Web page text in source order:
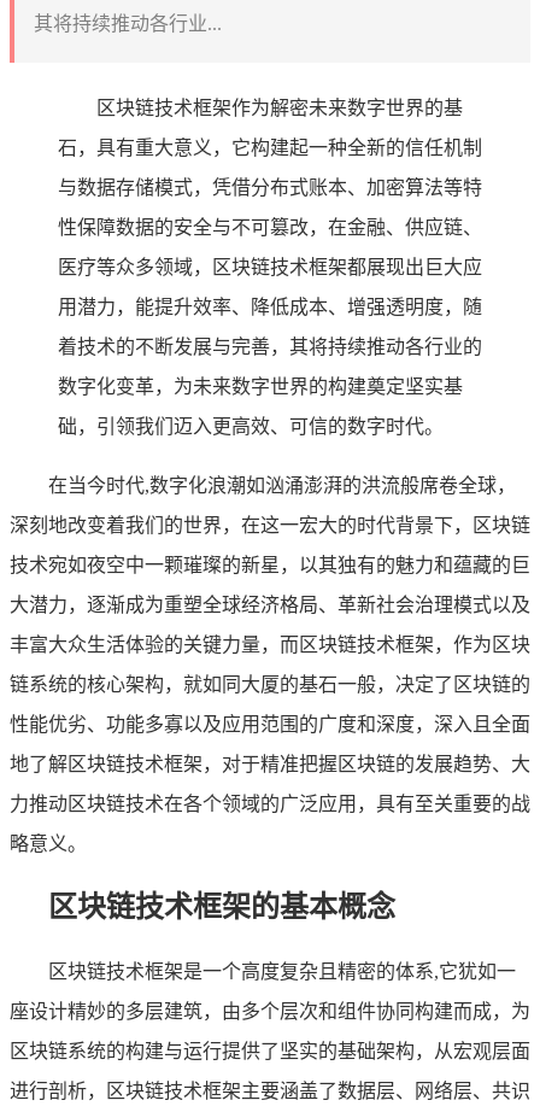
其将持续推动各行业...
区块链技术框架作为解密未来数字世界的基
石，具有重大意义，它构建起一种全新的信任机制
与数据存储模式，凭借分布式账本、加密算法等特
性保障数据的安全与不可篡改，在金融、供应链、
医疗等众多领域，区块链技术框架都展现出巨大应
用潜力，能提升效率、降低成本、增强透明度，随
着技术的不断发展与完善，其将持续推动各行业的
数字化变革，为未来数字世界的构建奠定坚实基
础，引领我们迈入更高效、可信的数字时代。
在当今时代,数字化浪潮如汹涌澎湃的洪流般席卷全球，
深刻地改变着我们的世界，在这一宏大的时代背景下，区块链
技术宛如夜空中一颗璀璨的新星，以其独有的魅力和蕴藏的巨
大潜力，逐渐成为重塑全球经济格局、革新社会治理模式以及
丰富大众生活体验的关键力量，而区块链技术框架，作为区块
链系统的核心架构，就如同大厦的基石一般，决定了区块链的
性能优劣、功能多寡以及应用范围的广度和深度，深入且全面
地了解区块链技术框架，对于精准把握区块链的发展趋势、大
力推动区块链技术在各个领域的广泛应用，具有至关重要的战
略意义。
区块链技术框架的基本概念
区块链技术框架是一个高度复杂且精密的体系,它犹如一
座设计精妙的多层建筑，由多个层次和组件协同构建而成，为
区块链系统的构建与运行提供了坚实的基础架构，从宏观层面
进行剖析，区块链技术框架主要涵盖了数据层、网络层、共识